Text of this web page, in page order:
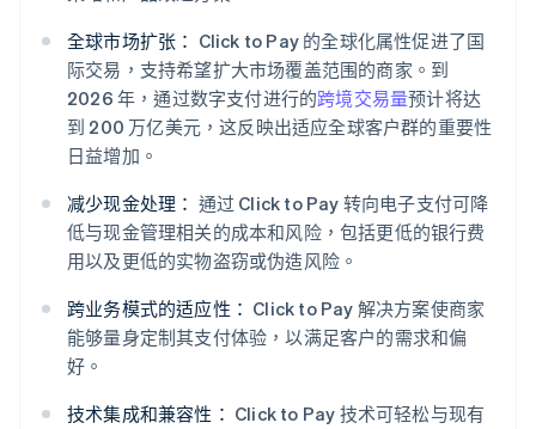
全球市场扩张： Click to Pay 的全球化属性促进了国
际交易，支持希望扩大市场覆盖范围的商家。到
2026 年，通过数字支付进行的跨境交易量预计将达
到 200 万亿美元，这反映出适应全球客户群的重要性
日益增加。
减少现金处理： 通过 Click to Pay 转向电子支付可降
低与现金管理相关的成本和风险，包括更低的银行费
用以及更低的实物盗窃或伪造风险。
跨业务模式的适应性： Click to Pay 解决方案使商家
能够量身定制其支付体验，以满足客户的需求和偏
好。
技术集成和兼容性： Click to Pay 技术可轻松与现有